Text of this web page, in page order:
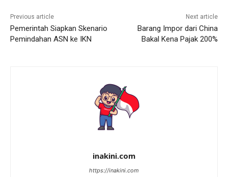
Previous article
Pemerintah Siapkan Skenario
Pemindahan ASN ke IKN
Next article
Barang Impor dari China
Bakal Kena Pajak 200%
inakini.com
https://inakini.com